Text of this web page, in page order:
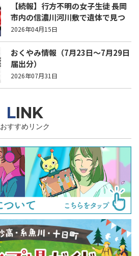
【続報】行方不明の女子生徒 長岡
市内の信濃川河川敷で遺体で見つ
かる
2026年04月15日
おくやみ情報（7月23日～7月29日
届出分）
2026年07月31日
LINK
おすすめリンク